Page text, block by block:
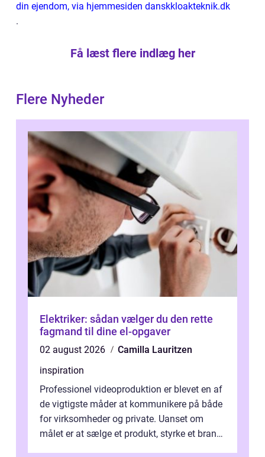
din ejendom, via hjemmesiden danskkloakteknik.dk
.
Få læst flere indlæg her
Flere Nyheder
Elektriker: sådan vælger du den rette
fagmand til dine el-opgaver
02 august 2026
Camilla Lauritzen
inspiration
Professionel videoproduktion er blevet en af
de vigtigste måder at kommunikere på både
for virksomheder og private. Uanset om
målet er at sælge et produkt, styrke et brand,